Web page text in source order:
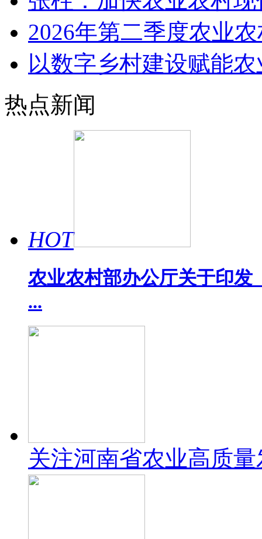
2026年第二季度农业
以数字乡村建设赋能
热点新闻
HOT
农业农村部办公厅关于印发
...
关注河南省农业高质